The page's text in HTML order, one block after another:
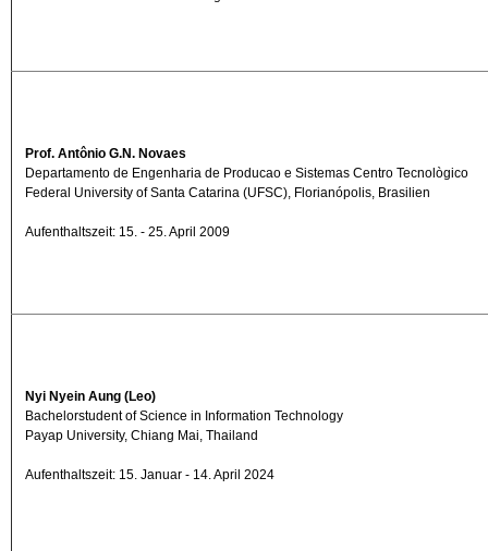
Prof. Antônio G.N. Novaes
Departamento de Engenharia de Producao e Sistemas Centro Tecnològico
Federal University of Santa Catarina (UFSC), Florianópolis, Brasilien
Aufenthaltszeit: 15. - 25. April 2009
Nyi Nyein Aung (Leo)
Bachelorstudent of Science in Information Technology
Payap University, Chiang Mai, Thailand
Aufenthaltszeit: 15. Januar - 14. April 2024